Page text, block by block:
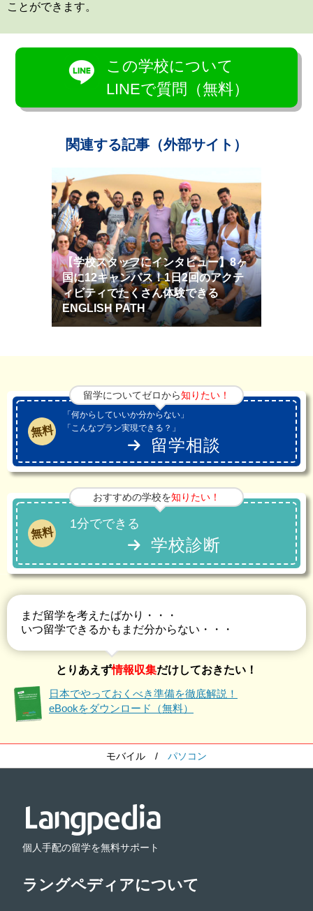
ことができます。
この学校について
LINEで質問（無料）
関連する記事（外部サイト）
【学校スタッフにインタビュー】8ヶ
国に12キャンパス！1日2回のアクテ
ィビティでたくさん体験できる
ENGLISH PATH
留学についてゼロから知りたい！
無料
「何からしていいか分からない」
「こんなプラン実現できる？」
留学相談
おすすめの学校を知りたい！
無料
1分でできる
学校診断
まだ留学を考えたばかり・・・
いつ留学できるかもまだ分からない・・・
とりあえず情報収集だけしておきたい！
日本でやっておくべき準備を徹底解説！
eBookをダウンロード（無料）
モバイル / パソコン
個人手配の留学を無料サポート
ラングペディアについて